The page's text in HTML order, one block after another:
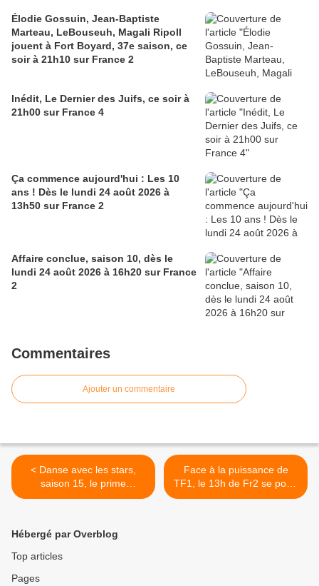
Élodie Gossuin, Jean-Baptiste
Marteau, LeBouseuh, Magali Ripoll
jouent à Fort Boyard, 37e saison, ce
soir à 21h10 sur France 2
Inédit, Le Dernier des Juifs, ce soir à
21h00 sur France 4
Ça commence aujourd'hui : Les 10
ans ! Dès le lundi 24 août 2026 à
13h50 sur France 2
Affaire conclue, saison 10, dès le
lundi 24 août 2026 à 16h20 sur France
2
Commentaires
Ajouter un commentaire
< Danse avec les stars,
saison 15, le prime
anniversaire des 15 ans, ce
Face à la puissance de
TF1, le 13h de Fr2 se porte
bien. La route de la fortune,
Hébergé par Overblog
Top articles
Pages